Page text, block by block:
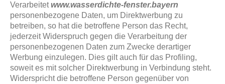
Verarbeitetwww.wasserdichte-fenster.bayern
personenbezogene Daten, um Direktwerbung zu
betreiben, so hat die betroffene Person das Recht,
jederzeit Widerspruch gegen die Verarbeitung der
personenbezogenen Daten zum Zwecke derartiger
Werbung einzulegen. Dies gilt auch für das Profiling,
soweit es mit solcher Direktwerbung in Verbindung steht.
Widerspricht die betroffene Person gegenüber von